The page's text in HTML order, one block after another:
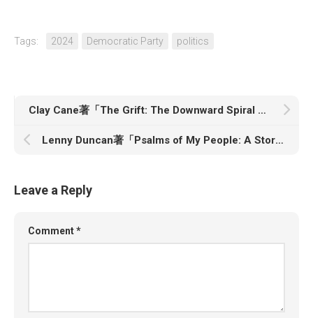
Tags: 2024 Democratic Party politics
Clay Cane著「The Grift: The Downward Spiral of Black Republicans from the Party of Lincoln to the Cult of Trump」
Lenny Duncan著「Psalms of My People: A Story of Black Liberation As Told Through Hip-Hop」
Leave a Reply
Comment*